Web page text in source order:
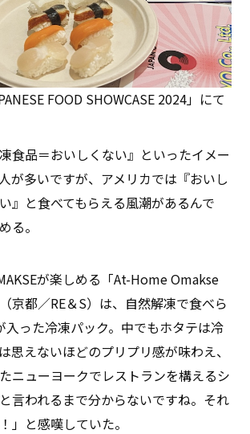
FOOD SHOWCASE 2024」にて
食品＝おいしくない』といったイメー
が多いですが、アメリカでは『おいし
』と食べてもらえる風潮があるんで
る。
が楽しめる「At-Home Omakse
京都／RE＆S）は、自然解凍で食べら
入った冷凍パック。中でもホタテは冷
思えないほどのプリプリ感が味わえ、
ニューヨークでレストランを構えるシ
言われるまで分からないですね。それ
」と感嘆していた。